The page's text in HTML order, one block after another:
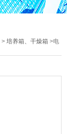
>培养箱、干燥箱 >电